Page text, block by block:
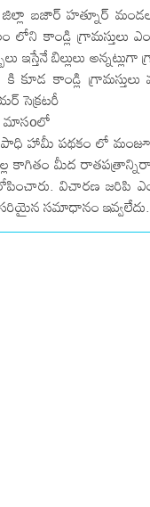
బజార్ హత్నూర్
లోని కాండ్లి
బిల్లులు
కాండ్లి
సెక్రటరీ
మాసoలో
హామీ పథకం లో
కాగితం మీద
విచారణ జరిపి
సమాధానం ఇవ్వలేదు.